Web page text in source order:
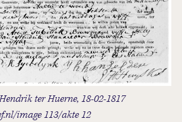
ter Huerne, 18-02-1817
image 113/akte 12